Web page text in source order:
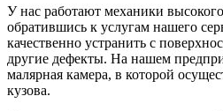
У нас работают механики
обратившись к услугам нашего
качественно устранить с
другие дефекты. На нашем
малярная камера, в которой
кузова.